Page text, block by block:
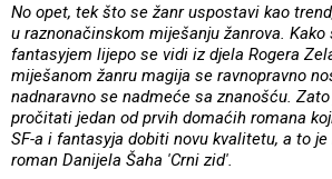
No opet, tek što se žanr uspostavi kao
u raznonačinskom miješanju žanrova. Kako
fantasyjem lijepo se vidi iz djela Rogera
miješanom žanru magija se ravnopravno
nadnaravno se nadmeće sa znanošću.
pročitati jedan od prvih domaćih romana
SF-a i fantasyja dobiti novu kvalitetu, a to
roman Danijela Šaha 'Crni zid'.